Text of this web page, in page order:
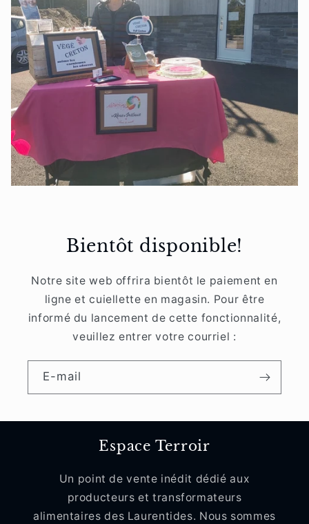
Bientôt disponible!
Notre site web offrira bientôt le paiement en
ligne et cuiellette en magasin. Pour être
informé du lancement de cette fonctionnalité,
veuillez entrer votre courriel :
E-mail
Espace Terroir
Un point de vente inédit dédié aux
producteurs et transformateurs
alimentaires des Laurentides. Nous sommes